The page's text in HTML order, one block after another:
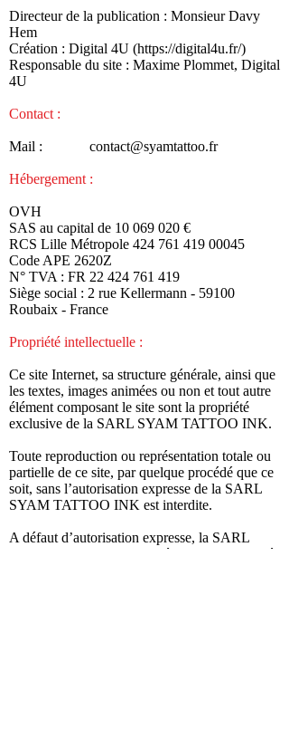
Directeur de la publication : Monsieur Davy
Hem
Création : Digital 4U (https://digital4u.fr/)
Responsable du site : Maxime Plommet, Digital
4U
Contact :
Mail : contact@syamtattoo.fr
Hébergement :
OVH
SAS au capital de 10 069 020 €
RCS Lille Métropole 424 761 419 00045
Code APE 2620Z
N° TVA : FR 22 424 761 419
Siège social : 2 rue Kellermann - 59100
Roubaix - France
Propriété intellectuelle :
Ce site Internet, sa structure générale, ainsi que
les textes, images animées ou non et tout autre
élément composant le site sont la propriété
exclusive de la SARL SYAM TATTOO INK.
Toute reproduction ou représentation totale ou
partielle de ce site, par quelque procédé que ce
soit, sans l’autorisation expresse de la SARL
SYAM TATTOO INK est interdite.
A défaut d’autorisation expresse, la SARL
SYAM TATTOO INK se réserve la possibilité